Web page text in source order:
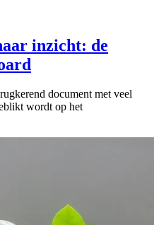
inzicht: de
document met veel
wordt op het